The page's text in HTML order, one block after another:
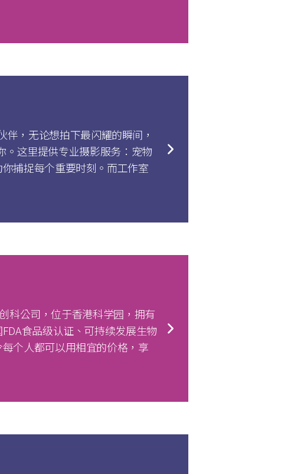
，无论想拍下最闪耀的瞬间，
。这里提供专业摄影服务：宠物
捕捉每个重要时刻。而工作室
科公司，位于香港科学园，拥有
食品级认证、可持续发展生物
个人都可以用相宜的价格，享